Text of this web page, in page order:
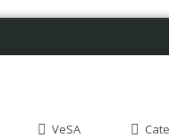
VeSA